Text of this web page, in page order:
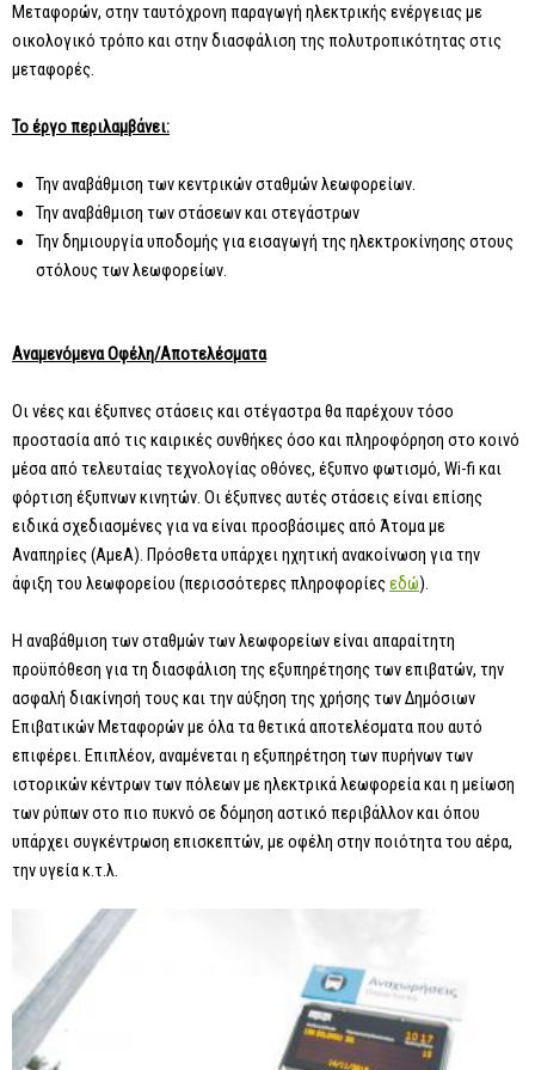
Μεταφορών, στην ταυτόχρονη παραγωγή ηλεκτρικής ενέργειας με
οικολογικό τρόπο και στην διασφάλιση της πολυτροπικότητας στις
μεταφορές.
Το έργο περιλαμβάνει:
Την αναβάθμιση των κεντρικών σταθμών λεωφορείων.
Την αναβάθμιση των στάσεων και στεγάστρων
Την δημιουργία υποδομής για εισαγωγή της ηλεκτροκίνησης στους
στόλους των λεωφορείων.
Αναμενόμενα Οφέλη/Αποτελέσματα
Οι νέες και έξυπνες στάσεις και στέγαστρα θα παρέχουν τόσο
προστασία από τις καιρικές συνθήκες όσο και πληροφόρηση στο κοινό
μέσα από τελευταίας τεχνολογίας οθόνες, έξυπνο φωτισμό, Wi-fi και
φόρτιση έξυπνων κινητών. Οι έξυπνες αυτές στάσεις είναι επίσης
ειδικά σχεδιασμένες για να είναι προσβάσιμες από Άτομα με
Αναπηρίες (ΑμεΑ). Πρόσθετα υπάρχει ηχητική ανακοίνωση για την
άφιξη του λεωφορείου (περισσότερες πληροφορίεςεδώ).
Η αναβάθμιση των σταθμών των λεωφορείων είναι απαραίτητη
προϋπόθεση για τη διασφάλιση της εξυπηρέτησης των επιβατών, την
ασφαλή διακίνησή τους και την αύξηση της χρήσης των Δημόσιων
Επιβατικών Μεταφορών με όλα τα θετικά αποτελέσματα που αυτό
επιφέρει. Επιπλέον, αναμένεται η εξυπηρέτηση των πυρήνων των
ιστορικών κέντρων των πόλεων με ηλεκτρικά λεωφορεία και η μείωση
των ρύπων στο πιο πυκνό σε δόμηση αστικό περιβάλλον και όπου
υπάρχει συγκέντρωση επισκεπτών, με οφέλη στην ποιότητα του αέρα,
την υγεία κ.τ.λ.